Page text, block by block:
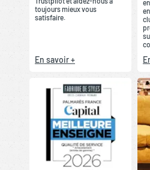
toujours mieux vous
satisfaire.
En savoir +